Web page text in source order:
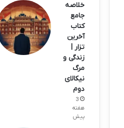
خلاصه
جامع
کتاب
آخرین
تزار |
زندگی و
مرگ
نیکالای
دوم
3
هفته
پیش